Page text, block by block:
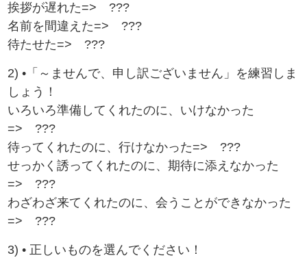
挨拶が遅れた=> ???
名前を間違えた=> ???
待たせた=> ???
2) •「～ませんで、申し訳ございません」を練習しま
しょう！
いろいろ準備してくれたのに、いけなかった
=> ???
待ってくれたのに、行けなかった=> ???
せっかく誘ってくれたのに、期待に添えなかった
=> ???
わざわざ来てくれたのに、会うことができなかった
=> ???
3) • 正しいものを選んでください！